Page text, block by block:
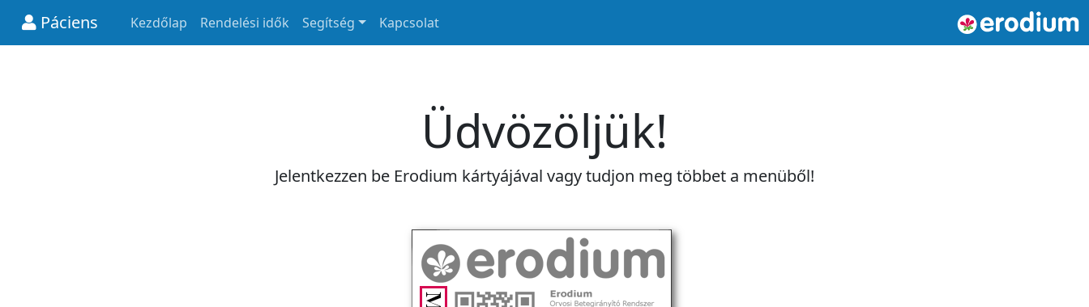
Páciens Kezdőlap Rendelési idők Segítség Kapcsolat
Üdvözöljük!
Jelentkezzen be Erodium kártyájával vagy tudjon meg többet a menüből!